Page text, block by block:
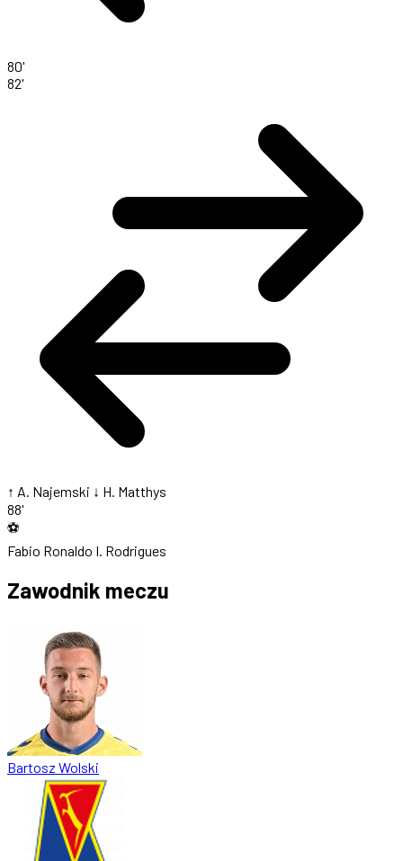
80'
82'
↑ A. Najemski ↓ H. Matthys
88'
⚽
Fabio Ronaldo I. Rodrigues
Zawodnik meczu
Bartosz Wolski